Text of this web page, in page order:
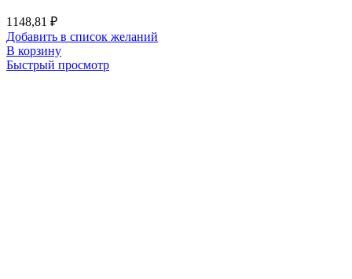
1148,81 ₽
Добавить в список желаний
В корзину
Быстрый просмотр